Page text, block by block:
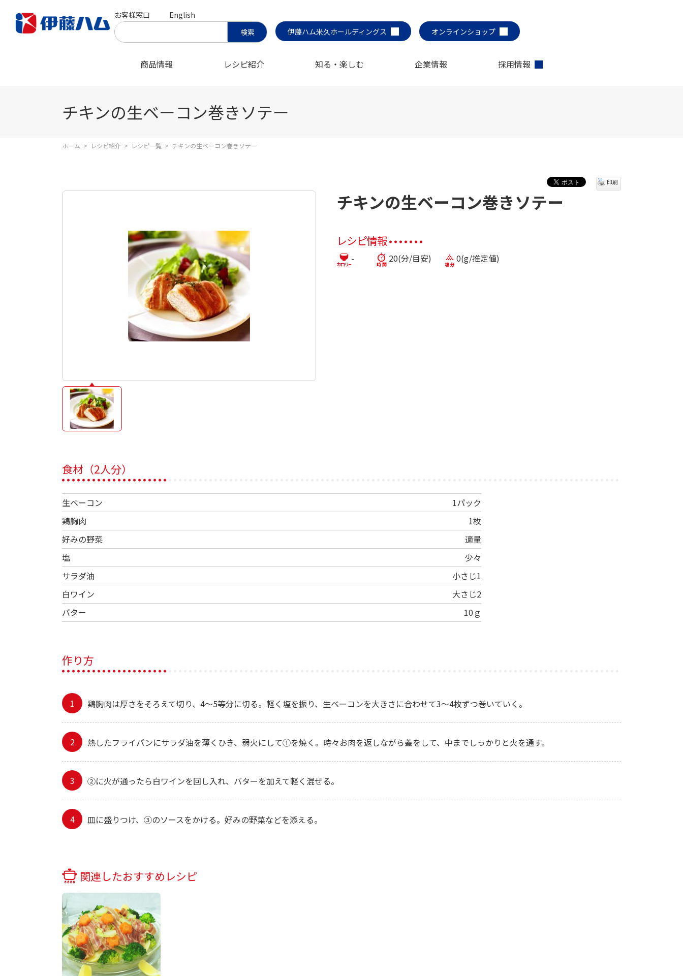
お客様窓口
English
伊藤ハム米久ホールディングス
オンラインショップ
商品情報 レシピ紹介 知る・楽しむ 企業情報 採用情報
チキンの生ベーコン巻きソテー
ホーム > レシピ紹介 > レシピ一覧 > チキンの生ベーコン巻きソテー
チキンの生ベーコン巻きソテー
印刷
レシピ情報
- 20(分/目安) 0(g/推定値)
食材（2人分）
生ベーコン
1パック
鶏胸肉
1枚
好みの野菜
適量
塩
少々
サラダ油
小さじ1
白ワイン
大さじ2
バター
10ｇ
作り方
鶏胸肉は厚さをそろえて切り、4～5等分に切る。軽く塩を振り、生ベーコンを大きさに合わせて3～4枚ずつ巻いていく。
熱したフライパンにサラダ油を薄くひき、弱火にして①を焼く。時々お肉を返しながら蓋をして、中までしっかりと火を通す。
②に火が通ったら白ワインを回し入れ、バターを加えて軽く混ぜる。
皿に盛りつけ、③のソースをかける。好みの野菜などを添える。
関連したおすすめレシピ